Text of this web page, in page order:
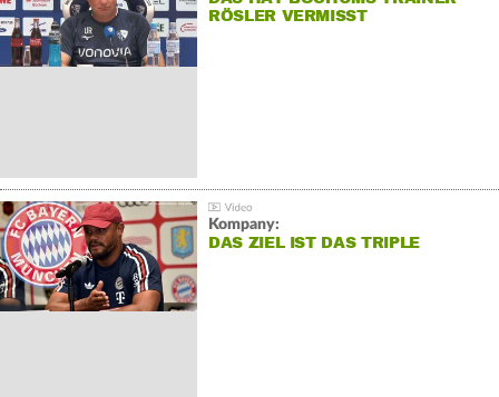
RÖSLER VERMISST
Kompany:
DAS ZIEL IST DAS TRIPLE